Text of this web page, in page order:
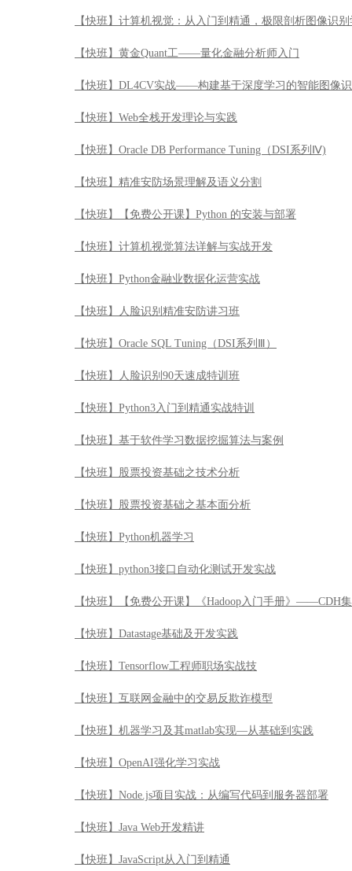
【快班】精准安防场景理解及语义分割
【快班】【免费公开课】Python 的安装与部署
【快班】计算机视觉算法详解与实战开发
【快班】Python金融业数据化运营实战
【快班】人脸识别精准安防讲习班
【快班】Oracle SQL Tuning（DSI系列Ⅲ）
【快班】人脸识别90天速成特训班
【快班】Python3入门到精通实战特训
【快班】基于软件学习数据挖掘算法与案例
【快班】股票投资基础之技术分析
【快班】股票投资基础之基本面分析
【快班】Python机器学习
【快班】python3接口自动化测试开发实战
【快班】【免费公开课】《Hadoop入门手册》——CDH
【快班】Datastage基础及开发实践
【快班】Tensorflow工程师职场实战技
【快班】互联网金融中的交易反欺诈模型
【快班】机器学习及其matlab实现—从基础到实践
【快班】OpenAI强化学习实战
【快班】Node.js项目实战：从编写代码到服务器部署
【快班】Java Web开发精讲
【快班】JavaScript从入门到精通
【快班】让服务飞起来：实时计算及其应用
【快班】突击pyspark：数据挖掘的力量倍增器
【快班】赢在大数据-人工智能的应用实践
【快班】【免费公开课】《数据科学入门手册》——DSX
【快班】【免费公开课】数据科学无难事